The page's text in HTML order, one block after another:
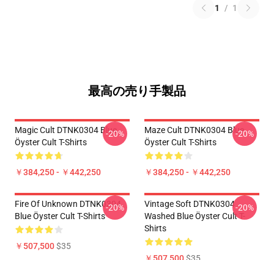
1 / 1
最高の売り手製品
Magic Cult DTNK0304 Blue
Öyster Cult T-Shirts
￥384,250 - ￥442,250
-20%
Maze Cult DTNK0304 Blue
Öyster Cult T-Shirts
￥384,250 - ￥442,250
-20%
Fire Of Unknown DTNK0304
Blue Öyster Cult T-Shirts
￥507,500$35
-20%
Vintage Soft DTNK0304
Washed Blue Öyster Cult T-
Shirts
-20%